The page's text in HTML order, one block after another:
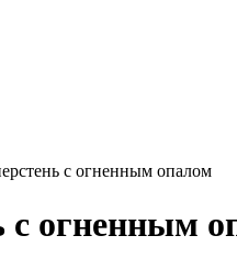
с огненным опалом
с огненным